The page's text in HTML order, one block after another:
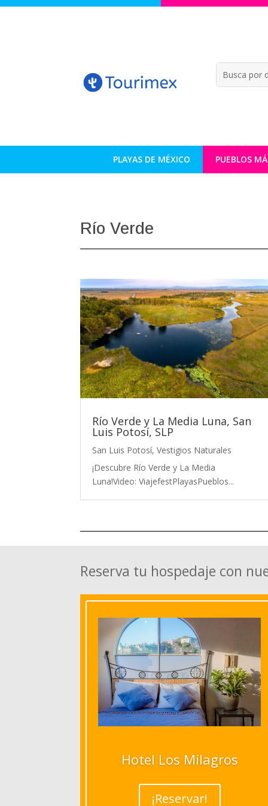
PLAYAS DE MÉXICO PUEBLOS
Río Verde
Río Verde y La Media Luna, San
Luis Potosí, SLP
San Luis Potosí,Vestigios Naturales
¡Descubre Río Verde y La Media
Luna!Video: ViajefestPlayasPueblos...
Reserva tu hospedaje con
Hotel Los Milagros
¡Reservar!